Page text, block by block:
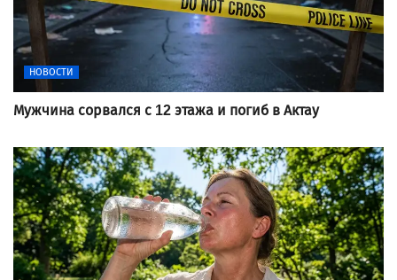
НОВОСТИ
Мужчина сорвался с 12 этажа и погиб в Актау